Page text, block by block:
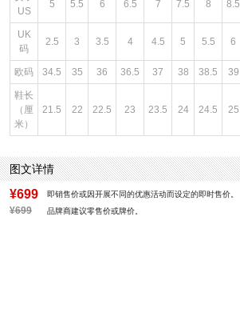
US
5 5.5 6 6.5 7 7.5 8 8.5
UK
码
2.5 3 3.5 4 4.5 5 5.5 6
欧码 34.5 35 36 36.5 37 38 38.5 39
鞋长
（厘
米）
21.5 22 22.5 23 23.5 24 24.5 25
图文详情
¥699 即销售价或因开展不同的优惠活动而设定的即时售价。
¥699 品牌商建议零售价或牌价。